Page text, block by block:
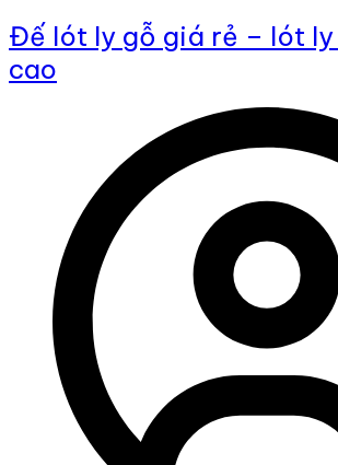
Đế lót ly gỗ giá rẻ – lót
cao